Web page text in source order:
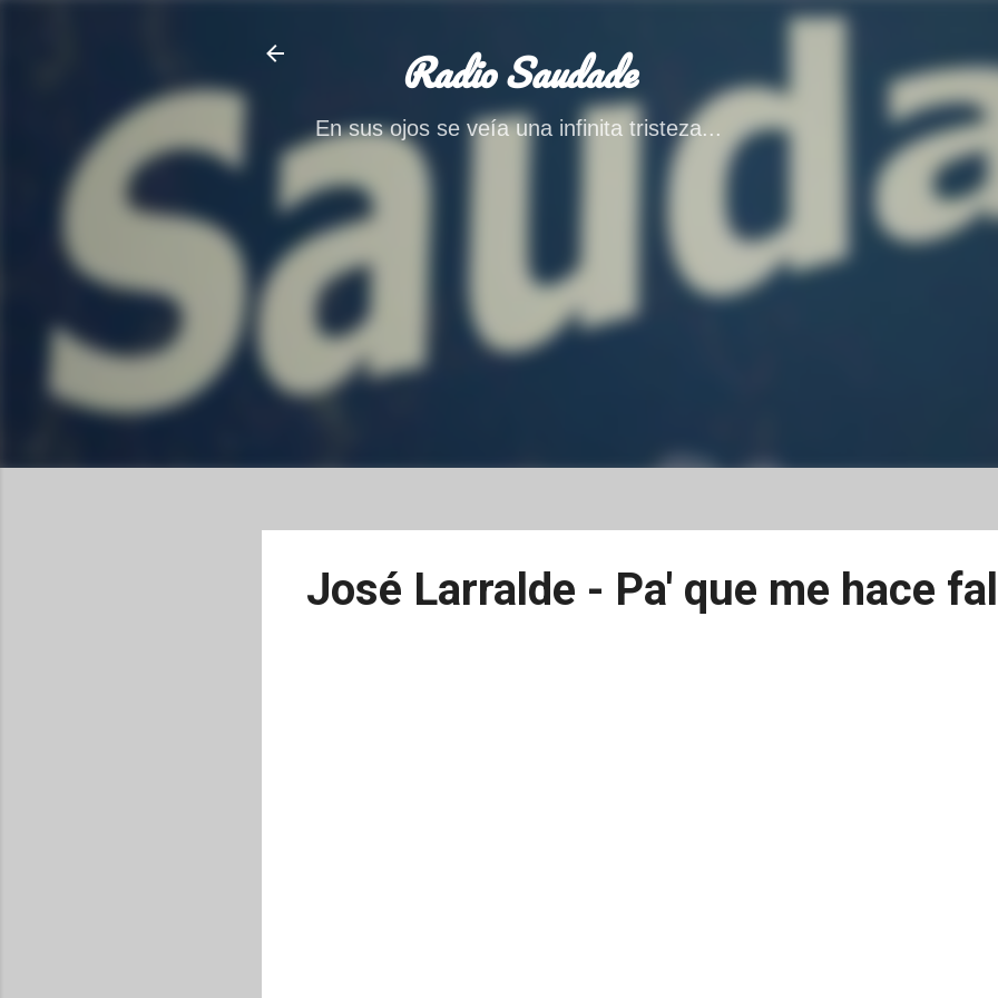
Ir al contenido principal
Radio Saudade
En sus ojos se veía una infinita tristeza...
José Larralde - Pa' que me hace